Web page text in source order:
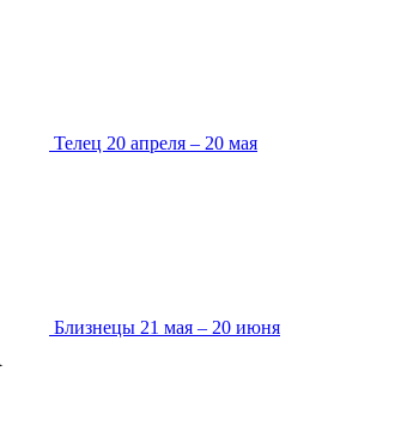
Телец 20 апреля – 20 мая
Близнецы 21 мая – 20 июня